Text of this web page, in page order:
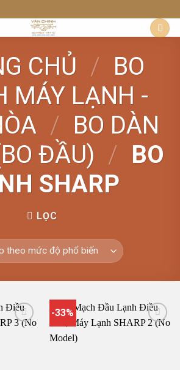
CHỦ / BO
MÁY LẠNH -
/ BO DÀN
ĐẦU) / BO
SHARP
LỌC
-33%